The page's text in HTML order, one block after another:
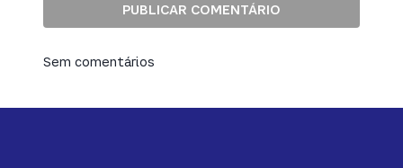
Sem comentários